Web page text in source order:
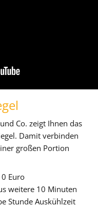
Co. zeigt Ihnen das
Damit verbinden
großen Portion
Euro
weitere 10 Minuten
Stunde Auskühlzeit